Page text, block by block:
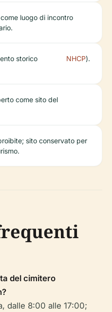
luogo di incontro
storico
NHCP).
come sito del
sito conservato per
del cimitero
dalle 8:00 alle 17:00;